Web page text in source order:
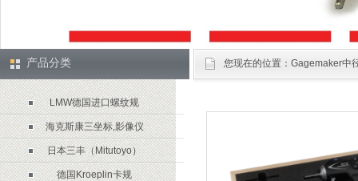
您现在的位置： Gagemaker中
产品分类
LMW德国进口螺纹规
海克斯康三坐标,影像仪
日本三丰（Mitutoyo）
德国Kroeplin卡规